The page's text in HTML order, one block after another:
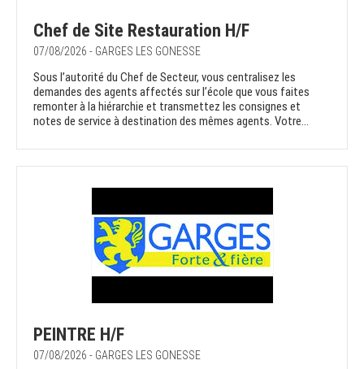
Chef de Site Restauration H/F
07/08/2026 - GARGES LES GONESSE
Sous l’autorité du Chef de Secteur, vous centralisez les
demandes des agents affectés sur l’école que vous faites
remonter à la hiérarchie et transmettez les consignes et
notes de service à destination des mêmes agents. Votre...
PEINTRE H/F
07/08/2026 - GARGES LES GONESSE